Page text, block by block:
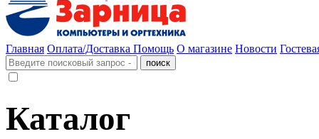
Главная Оплата/Доставка Помощь О магазине Новости
Каталог